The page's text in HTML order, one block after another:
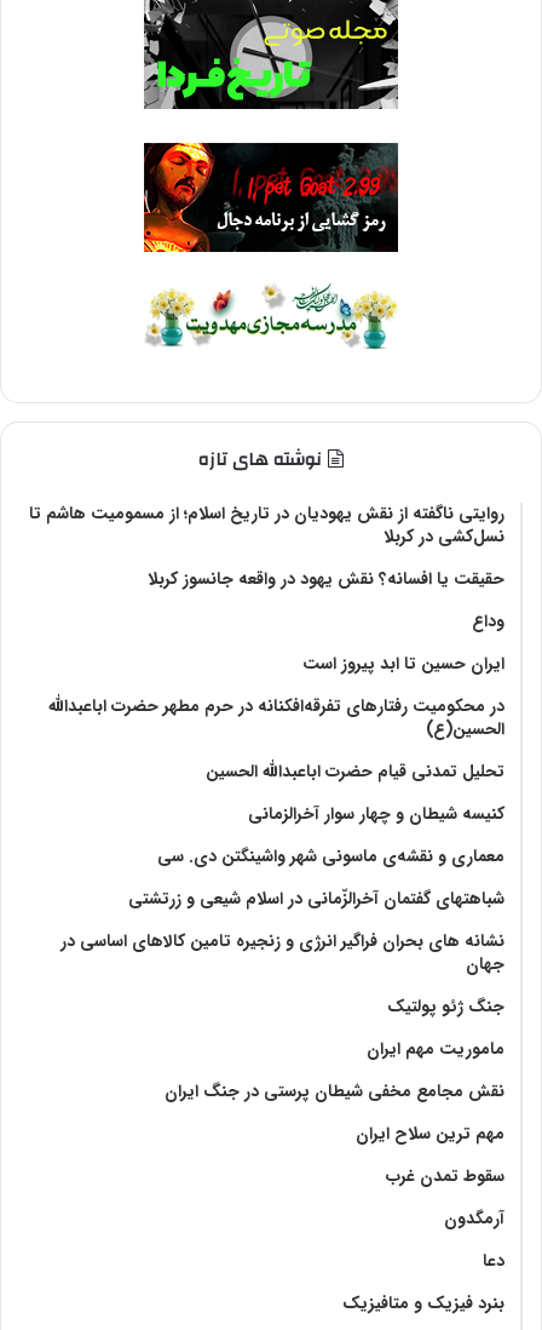
نوشته های تازه
روایتی ناگفته از نقش یهودیان در تاریخ اسلام؛ از مسمومیت هاشم تا
نسل‌کشی در کربلا
حقیقت یا افسانه؟‌ نقش یهود در واقعه جانسوز کربلا
وداع
ایران حسین تا ابد پیروز است
در محکومیت رفتارهای تفرقه‌افکنانه در حرم مطهر حضرت اباعبدالله
الحسین(ع)
تحلیل تمدنی قیام حضرت اباعبدالله الحسین
کنیسه شیطان و چهار سوار آخرالزمانی
معماری و نقشه‌ی ماسونی شهر واشينگتن دی. سی
شباهتهای گفتمان آخر‌الزّمانی در اسلام شیعی و زرتشتی
نشانه های بحران فراگیر انرژی و زنجیره تامین کالاهای اساسی در
جهان
جنگ ژئو پولتیک
ماموریت مهم ایران
نقش مجامع مخفی شیطان پرستی در جنگ ایران
مهم ترین سلاح ایران
سقوط تمدن غرب
آرمگدون
دعا
بنرد فیزیک و متافیزیک